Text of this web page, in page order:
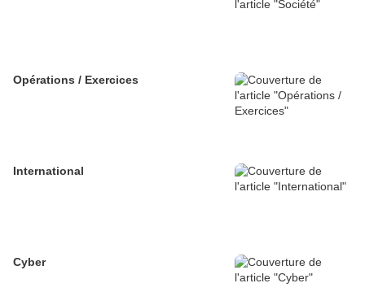
Opérations / Exercices
International
Cyber